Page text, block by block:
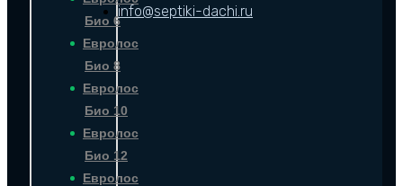
Био 6
Евролос
Био 8
Евролос
Био 10
Евролос
Био 12
Евролос
info@septiki-dachi.ru